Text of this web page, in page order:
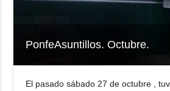
PonfeAsuntillos. Octubre.
El pasado sábado 27 de octubre ,